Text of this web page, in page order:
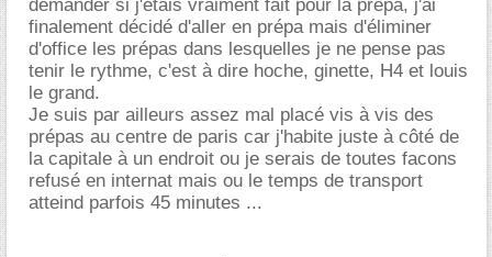
demander si j'étais vraiment fait pour la prépa, j'ai
finalement décidé d'aller en prépa mais d'éliminer
d'office les prépas dans lesquelles je ne pense pas
tenir le rythme, c'est à dire hoche, ginette, H4 et louis
le grand.
Je suis par ailleurs assez mal placé vis à vis des
prépas au centre de paris car j'habite juste à côté de
la capitale à un endroit ou je serais de toutes facons
refusé en internat mais ou le temps de transport
atteind parfois 45 minutes ...